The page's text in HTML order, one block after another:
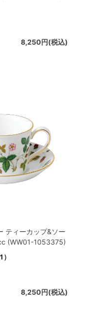
8,250円(税込)
ティーカップ&ソー
(WW01-1053375)
）
8,250円(税込)